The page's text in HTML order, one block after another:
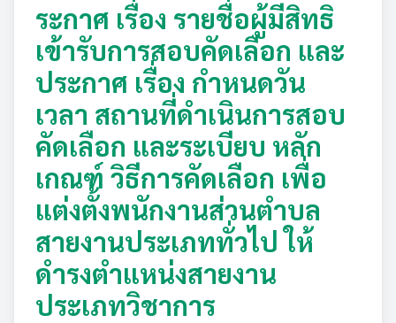
ระกาศ ​เรื่อง รายชื่อผู้มีสิทธิ
เข้ารับการสอบคัดเลือก และ
ประกาศ เรื่อง กำหนดวัน
เวลา สถานที่ดำเนินการสอบ
คัดเลือก และระเบียบ หลัก
เกณฑ์ วิธีการคัดเลือก เพื่อ
แต่งตั้งพนักงานส่วนตำบล
สายงานประเภททั่วไป ให้
ดำรงตำแหน่งสายงาน
ประเภทวิชาการ